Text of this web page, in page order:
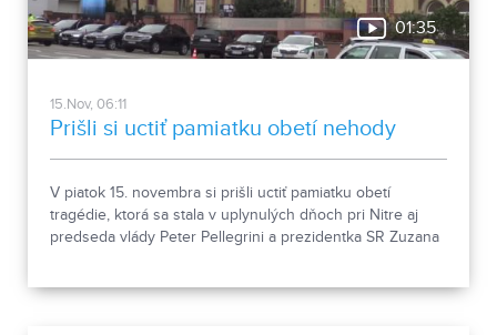
01:35
15.Nov, 06:11
Prišli si uctiť pamiatku obetí nehody
V piatok 15. novembra si prišli uctiť pamiatku obetí
tragédie, ktorá sa stala v uplynulých dňoch pri Nitre aj
predseda vlády Peter Pellegrini a prezidentka SR Zuzana